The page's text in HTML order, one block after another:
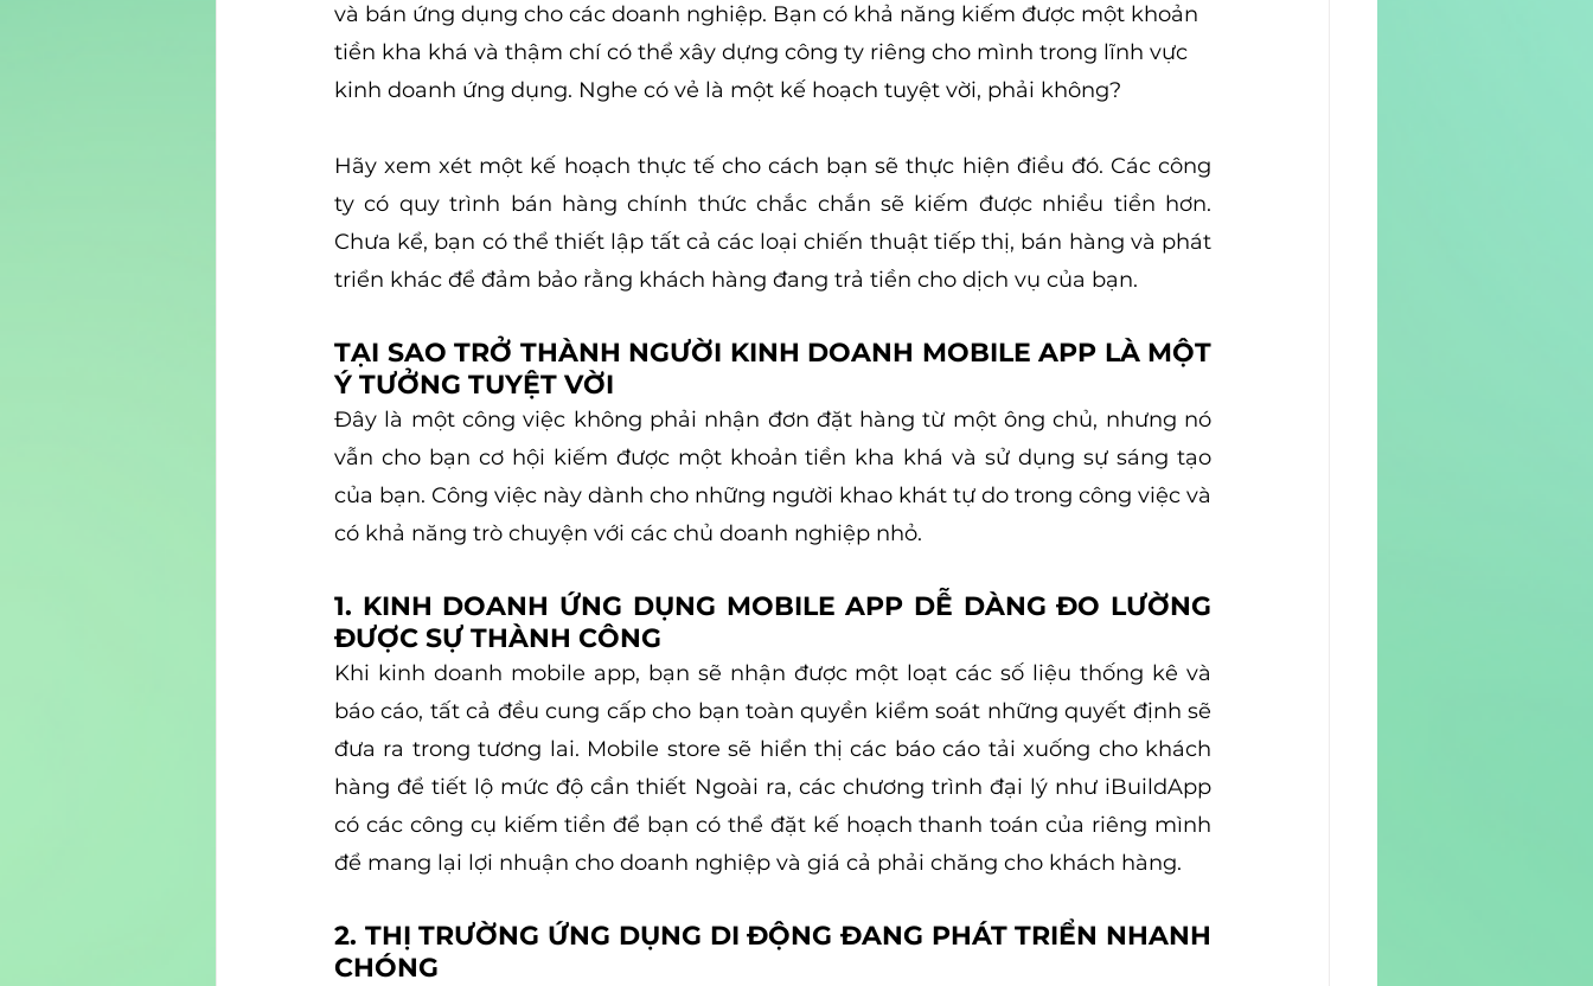
và bán ứng dụng cho các doanh nghiệp. Bạn có khả năng kiếm được một khoản
tiền kha khá và thậm chí có thể xây dựng công ty riêng cho mình trong lĩnh vực
kinh doanh ứng dụng. Nghe có vẻ là một kế hoạch tuyệt vời, phải không?
Hãy xem xét một kế hoạch thực tế cho cách bạn sẽ thực hiện điều đó. Các công
ty có quy trình bán hàng chính thức chắc chắn sẽ kiếm được nhiều tiền hơn.
Chưa kể, bạn có thể thiết lập tất cả các loại chiến thuật tiếp thị, bán hàng và phát
triển khác để đảm bảo rằng khách hàng đang trả tiền cho dịch vụ của bạn.
TẠI SAO TRỞ THÀNH NGƯỜI KINH DOANH MOBILE APP LÀ MỘT
Ý TƯỞNG TUYỆT VỜI
Đây là một công việc không phải nhận đơn đặt hàng từ một ông chủ, nhưng nó
vẫn cho bạn cơ hội kiếm được một khoản tiền kha khá và sử dụng sự sáng tạo
của bạn. Công việc này dành cho những người khao khát tự do trong công việc và
có khả năng trò chuyện với các chủ doanh nghiệp nhỏ.
1. KINH DOANH ỨNG DỤNG MOBILE APP DỄ DÀNG ĐO LƯỜNG
ĐƯỢC SỰ THÀNH CÔNG
Khi kinh doanh mobile app, bạn sẽ nhận được một loạt các số liệu thống kê và
báo cáo, tất cả đều cung cấp cho bạn toàn quyền kiểm soát những quyết định sẽ
đưa ra trong tương lai. Mobile store sẽ hiển thị các báo cáo tải xuống cho khách
hàng để tiết lộ mức độ cần thiết Ngoài ra, các chương trình đại lý như iBuildApp
có các công cụ kiếm tiền để bạn có thể đặt kế hoạch thanh toán của riêng mình
để mang lại lợi nhuận cho doanh nghiệp và giá cả phải chăng cho khách hàng.
2. THỊ TRƯỜNG ỨNG DỤNG DI ĐỘNG ĐANG PHÁT TRIỂN NHANH
CHÓNG